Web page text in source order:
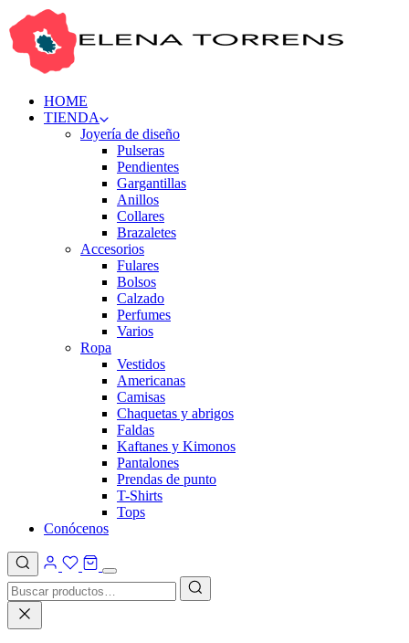
HOME
TIENDA
Joyería de diseño
Pulseras
Pendientes
Gargantillas
Anillos
Collares
Brazaletes
Accesorios
Fulares
Bolsos
Calzado
Perfumes
Varios
Ropa
Vestidos
Americanas
Camisas
Chaquetas y abrigos
Faldas
Kaftanes y Kimonos
Pantalones
Prendas de punto
T-Shirts
Tops
Conócenos